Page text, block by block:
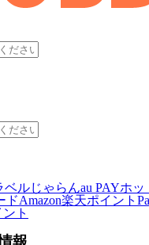
ベルじゃらんau PAYホッ
ドAmazon楽天ポイント
ト
報